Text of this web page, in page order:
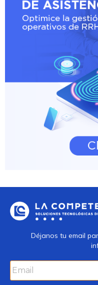
Déjanos tu email